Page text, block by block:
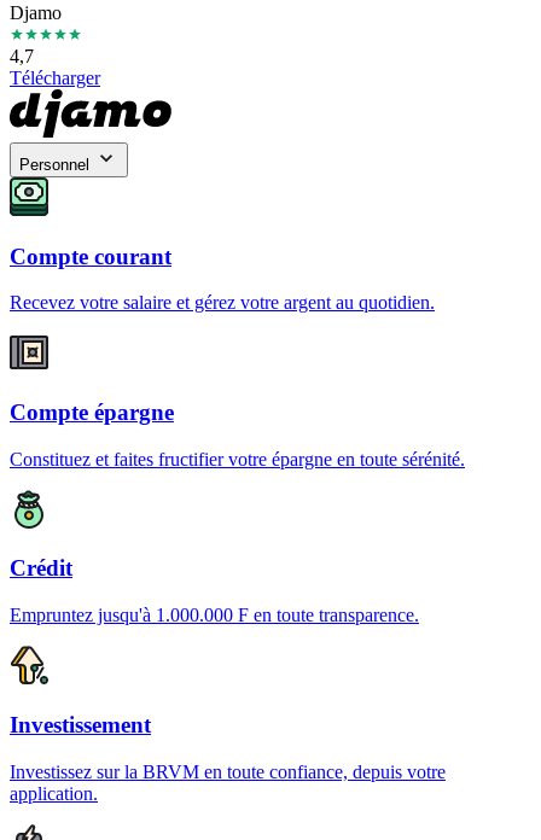
Djamo
4,7
Télécharger
Personnel
Compte courant
Recevez votre salaire et gérez votre argent au quotidien.
Compte épargne
Constituez et faites fructifier votre épargne en toute sérénité.
Crédit
Empruntez jusqu'à 1.000.000 F en toute transparence.
Investissement
Investissez sur la BRVM en toute confiance, depuis votre
application.